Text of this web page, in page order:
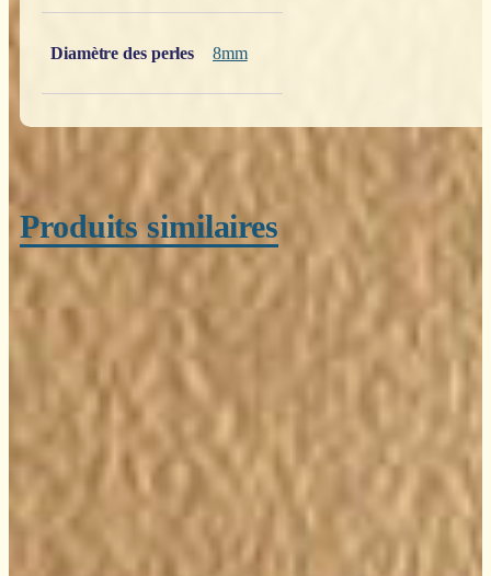
Diamètre des perles 8mm
Produits similaires